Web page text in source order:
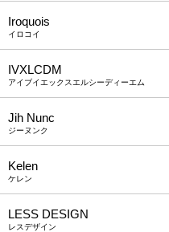
Iroquois
イロコイ
IVXLCDM
アイブイエックスエルシーディーエム
Jih Nunc
ジーヌンク
Kelen
ケレン
LESS DESIGN
レスデザイン